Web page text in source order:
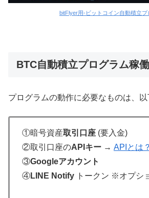
bitFlyer用-ビットコイン自動積立プ
BTC自動積立プログラム稼
プログラムの動作に必要なものは、
①暗号資産取引口座 (要入金)
②取引口座のAPIキー → APIとは？
③Googleアカウント
④LINE Notify トークン ※オプシ